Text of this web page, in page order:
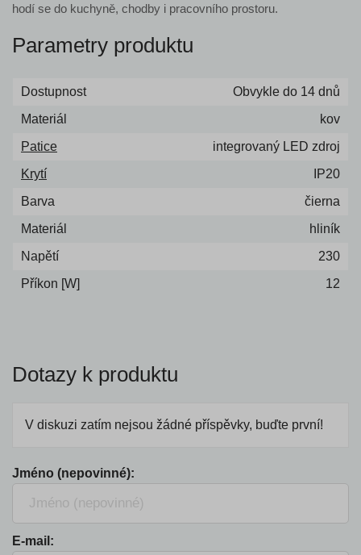
hodí se do kuchyně, chodby i pracovního prostoru.
Parametry produktu
Dostupnost
Obvykle do 14 dnů
Materiál
kov
Patice
integrovaný LED zdroj
Krytí
IP20
Barva
čierna
Materiál
hliník
Napětí
230
Příkon [W]
12
Dotazy k produktu
V diskuzi zatím nejsou žádné příspěvky, buďte první!
Jméno (nepovinné):
E-mail: